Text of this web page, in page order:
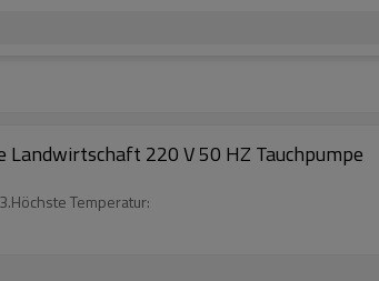
220 V 50 HZ Tauchpumpe
Temperatur: